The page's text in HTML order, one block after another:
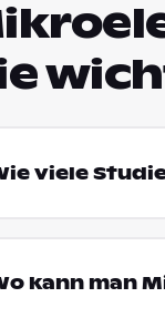
viele
kann man